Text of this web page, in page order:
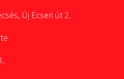
Új Ecseri út 2.